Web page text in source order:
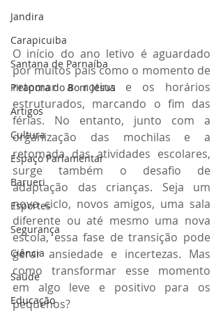
Jandira
Carapicuiba
Santana de Parnaíba
Pirapora do Bom Jesus
Artigos
Cultura
Espaço Parlamentar
Barueri
Esportes
Segurança
Ciência
Saúde
Educação
O início do ano letivo é aguardado
por muitos pais como o momento de
retomar a rotina e os horários
estruturados, marcando o fim das
férias. No entanto, junto com a
organização das mochilas e a
retomada das atividades escolares,
surge também o desafio de
adaptação das crianças. Seja um
novo ciclo, novos amigos, uma sala
diferente ou até mesmo uma nova
escola, essa fase de transição pode
gerar ansiedade e incertezas. Mas
como transformar esse momento
em algo leve e positivo para os
pequenos?